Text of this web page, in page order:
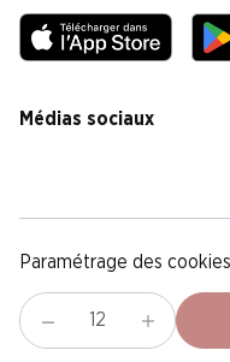
Médias sociaux
Paramétrage des cookies
Déclaration de